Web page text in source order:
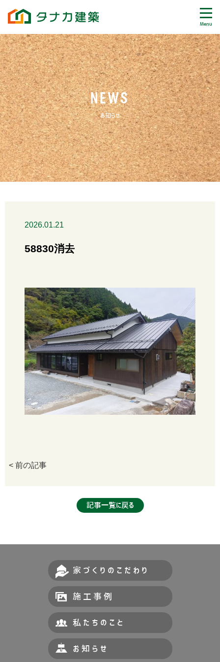
Menu
NEWS
お知らせ
2026.01.21
58830消去
< 前の記事
記事一覧に戻る
家づくりのこだわり
施工事例
私たちのこと
お知らせ